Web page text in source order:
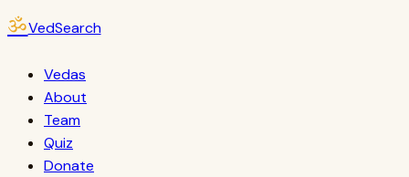
ॐVedSearch
Vedas
About
Team
Quiz
Donate